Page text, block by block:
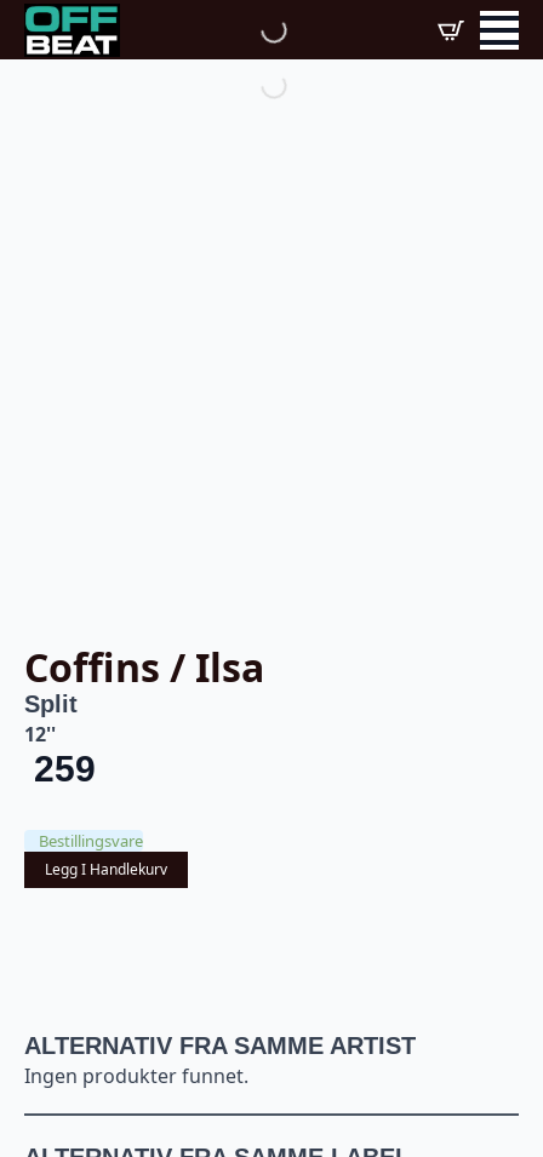
Coffins / Ilsa
Split
12''
259
Bestillingsvare
Legg I Handlekurv
ALTERNATIV FRA SAMME ARTIST
Ingen produkter funnet.